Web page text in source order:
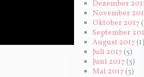
Dezember
November
Oktober 2017
September
August 2017(1)
Juli 2017(5)
Juni 2017(3)
Mai 2017(3)